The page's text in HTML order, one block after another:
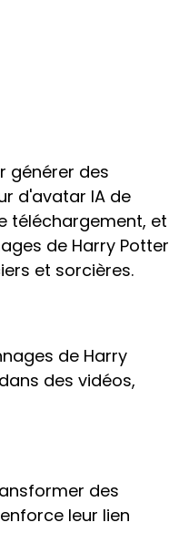
générer des
d'avatar IA de
téléchargement, et
de Harry Potter
et sorcières.
de Harry
des vidéos,
des
leur lien